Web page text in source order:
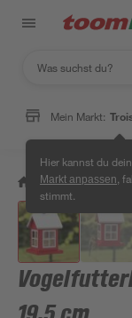
Mein Markt:
Hier kannst du
Markt anpassen ,
stimmt.
/ Garten & Freizeit